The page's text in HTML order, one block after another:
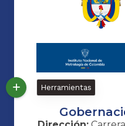
Herramientas